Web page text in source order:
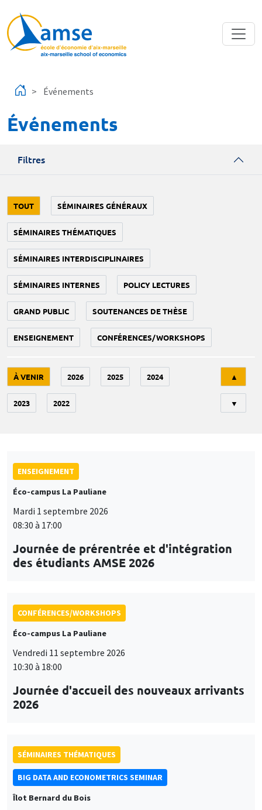
Événements
Événements
Filtres
TOUT SÉMINAIRES GÉNÉRAUX
SÉMINAIRES THÉMATIQUES
SÉMINAIRES INTERDISCIPLINAIRES
SÉMINAIRES INTERNES POLICY LECTURES
GRAND PUBLIC SOUTENANCES DE THÈSE
ENSEIGNEMENT CONFÉRENCES/WORKSHOPS
À VENIR 2026 2025 2024
2023 2022
▲
▼
ENSEIGNEMENT
Éco-campus La Pauliane
Mardi 1 septembre 2026
08:30 à 17:00
Journée de prérentrée et d'intégration
des étudiants AMSE 2026
CONFÉRENCES/WORKSHOPS
Éco-campus La Pauliane
Vendredi 11 septembre 2026
10:30 à 18:00
Journée d'accueil des nouveaux arrivants
2026
SÉMINAIRES THÉMATIQUES
BIG DATA AND ECONOMETRICS SEMINAR
Îlot Bernard du Bois